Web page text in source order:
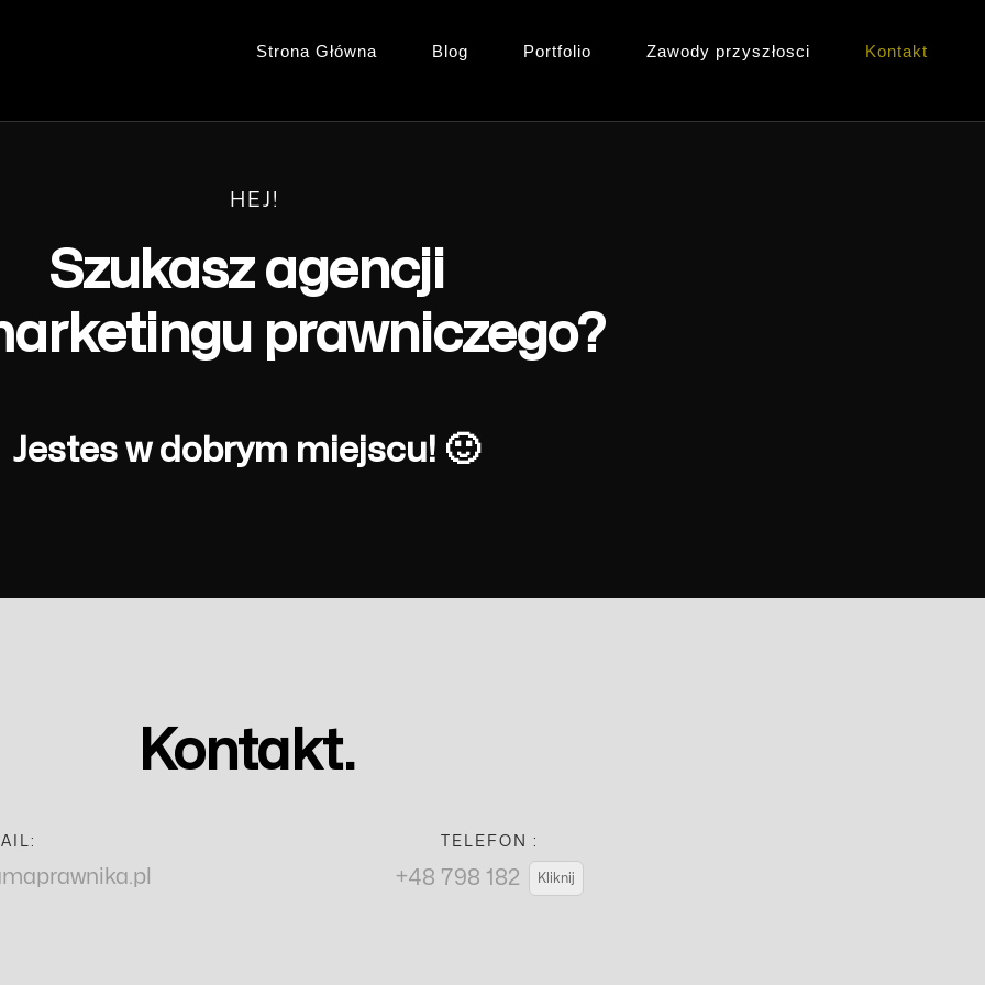
Strona Główna Blog Portfolio Zawody przyszłosci Kontakt
HEJ!
Szukasz agencji
prawniczego?
Jestes w dobrym miejscu! 🙂
Kontakt.
TELEFON :
+48 798 182 Kliknij